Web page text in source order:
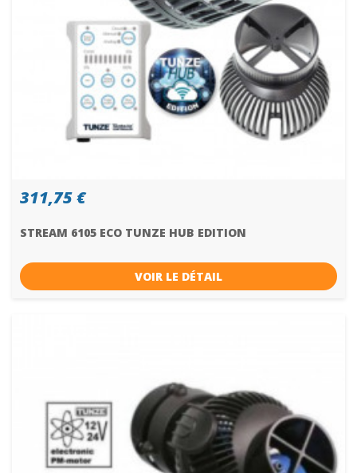
311,75 €
STREAM 6105 ECO TUNZE HUB EDITION
VOIR LE DÉTAIL